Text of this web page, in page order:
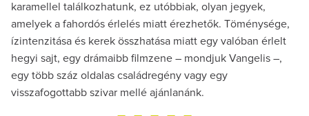
karamellel találkozhatunk, ez utóbbiak, olyan jegyek,
amelyek a fahordós érlelés miatt érezhetők. Töménysége,
ízintenzitása és kerek összhatása miatt egy valóban érlelt
hegyi sajt, egy drámaibb filmzene – mondjuk Vangelis –,
egy több száz oldalas családregény vagy egy
visszafogottabb szivar mellé ajánlanánk.